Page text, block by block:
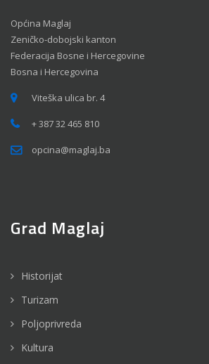
Općina Maglaj
Zeničko-dobojski kanton
Federacija Bosne i Hercegovine
Bosna i Hercegovina
Viteška ulica br. 4
+ 387 32 465 810
opcina@maglaj.ba
Grad Maglaj
Historijat
Turizam
Poljoprivreda
Kultura